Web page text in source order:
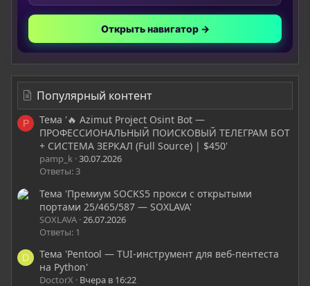
Открыть навигатор →
Популярный контент
P
Тема '🔥 Azimut Project Osint Bot —
ПРОФЕССИОНАЛЬНЫЙ ПОИСКОВЫЙ ТЕЛЕГРАМ БОТ
+ СИСТЕМА ЗЕРКАЛ (Full Source) | $450'
pamp_k 30.07.2026
Ответы: 3
Тема 'Премиум SOCKS5 прокси с открытыми
портами 25/465/587 — SOXLAVA'
SOXLAVA 26.07.2026
Ответы: 1
D
Тема 'Pentool — TUI-инструмент для веб-пентеста
на Python'
DoctorX Вчера в 16:22